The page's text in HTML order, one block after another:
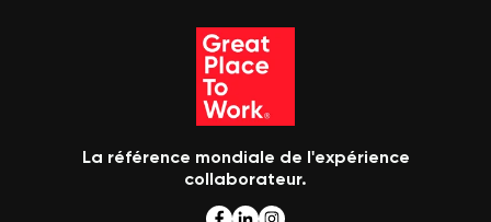
La référence mondiale de l'expérience
collaborateur.